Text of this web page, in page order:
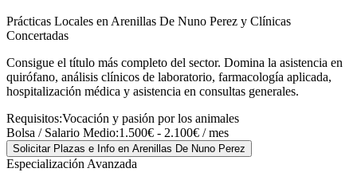
Prácticas Locales en Arenillas De Nuno Perez y Clínicas
Concertadas
Consigue el título más completo del sector. Domina la asistencia en
quirófano, análisis clínicos de laboratorio, farmacología aplicada,
hospitalización médica y asistencia en consultas generales.
Requisitos:Vocación y pasión por los animales
Bolsa / Salario Medio:1.500€ - 2.100€ / mes
Solicitar Plazas e Info en Arenillas De Nuno Perez
Especialización Avanzada